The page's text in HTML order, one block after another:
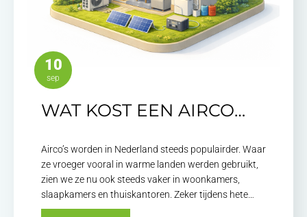
10
sep
WAT KOST EEN AIRCO…
Airco’s worden in Nederland steeds populairder. Waar
ze vroeger vooral in warme landen werden gebruikt,
zien we ze nu ook steeds vaker in woonkamers,
slaapkamers en thuiskantoren. Zeker tijdens hete…